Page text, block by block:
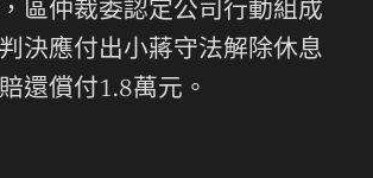
區仲裁委認定公司行動組成
決應付出小蔣守法解除休息
還償付1.8萬元。